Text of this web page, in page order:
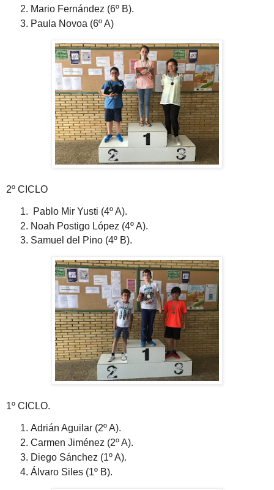
Mario Fernández (6º B).
Paula Novoa (6º A)
2º CICLO
Pablo Mir Yusti (4º A).
Noah Postigo López (4º A).
Samuel del Pino (4º B).
1º CICLO.
Adrián Aguilar (2º A).
Carmen Jiménez (2º A).
Diego Sánchez (1º A).
Álvaro Siles (1º B).